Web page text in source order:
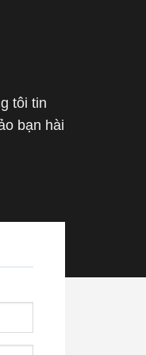
tôi tin
bạn hài